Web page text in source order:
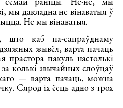
мы дакладна не вінаватыя ў
Не мы вінаватыя.
што каб па-сапраўднаму
жывёл, варта пачаць
прастора пакуль настолькі
колькі звычайных слоўцаў
— варта пачаць, можна
Сярод іх ёсць адно з трох